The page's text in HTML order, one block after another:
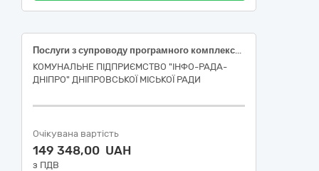
Послуги з супроводу програмного комплексу зі збору, обробки і накопичення відеоданих (згідно дислокації)
КОМУНАЛЬНЕ ПІДПРИЄМСТВО "ІНФО-РАДА-
ДНІПРО" ДНІПРОВСЬКОЇ МІСЬКОЇ РАДИ
Очікувана вартість
149 348,00 UAH
з ПДВ